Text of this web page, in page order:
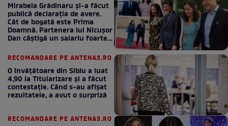
Mirabela Grădinaru și-a făcut
publică declarația de avere.
Cât de bogată este Prima
Doamnă. Partenera lui Nicușor
Dan câștigă un salariu foarte
RECOMANDARE PE ANTENA3.RO
O învățătoare din Sibiu a luat
4,90 la Titularizare și a făcut
contestație. Când s-au afișat
rezultatele, a avut o surpriză
RECOMANDARE PE ANTENA3.RO